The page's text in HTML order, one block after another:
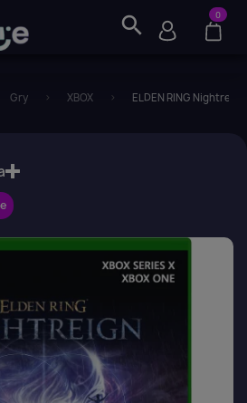
search 0
Gry XBOX ELDEN RING